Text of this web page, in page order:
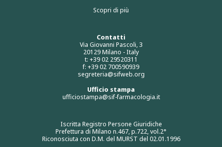
Contatti
Via Giovanni Pascoli, 3
20129 Milano - Italy
t: +39 02 29520311
f: +39 02 700590939
segreteria@sifweb.org
Ufficio stampa
ufficiostampa@sif-farmacologia.it
Iscritta Registro Persone Giuridiche
Prefettura di Milano n.467, p.722, vol.2°
Riconosciuta con D.M. del MURST del 02.01.1996
Scopri di più